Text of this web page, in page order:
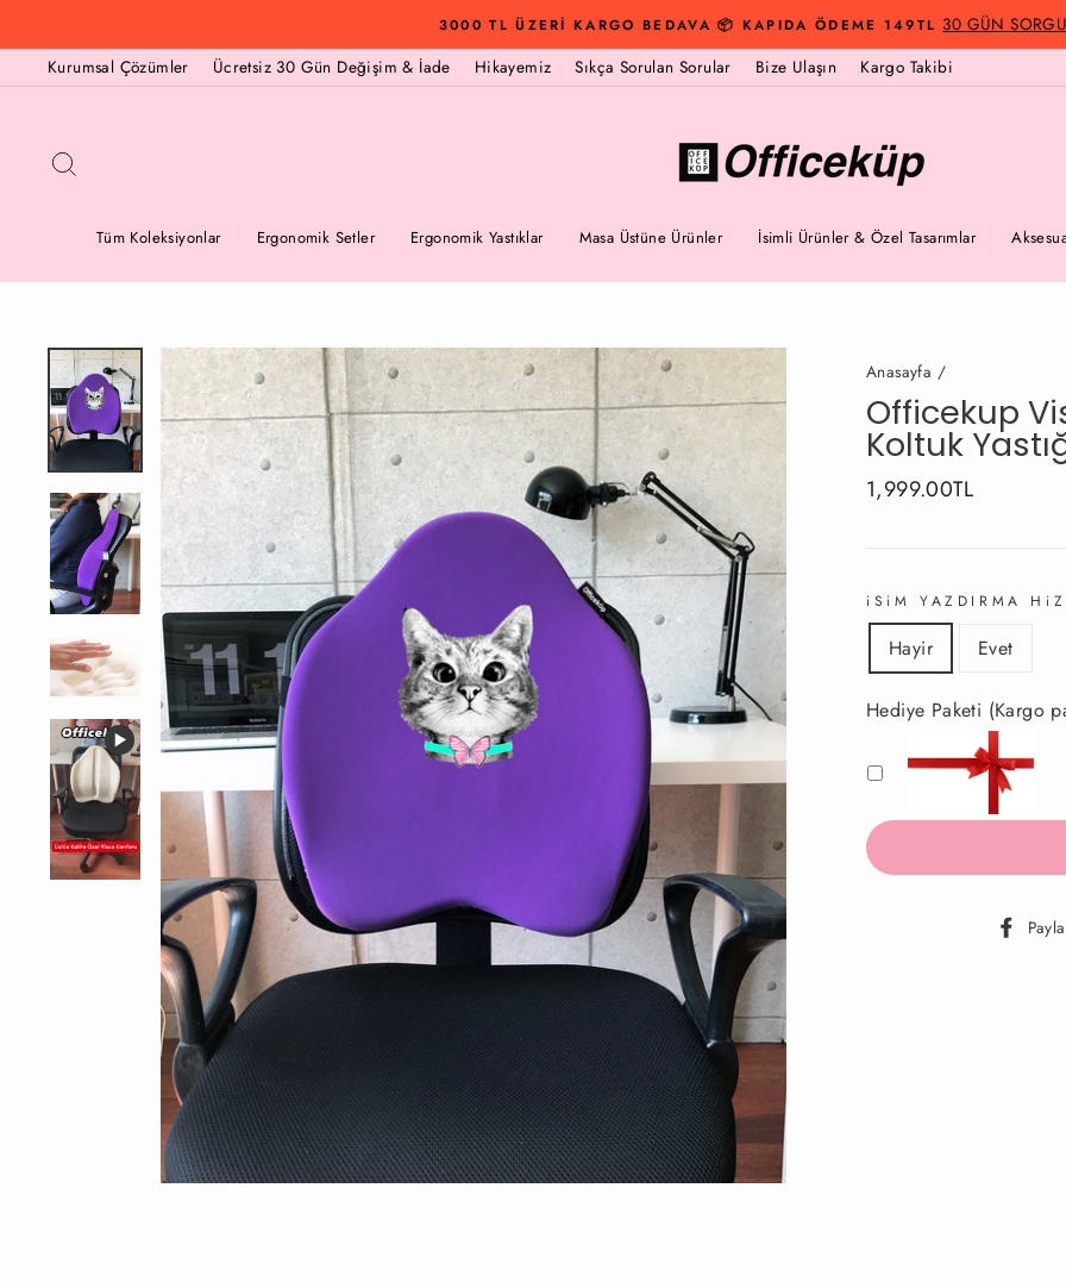
Geç
3000 TL ÜZERİ KARGO BEDAVA 📦 KAPIDA ÖDEME 149TL 30 GÜN
Kurumsal Çözümler
Ücretsiz 30 Gün Değişim & İade Hikayemiz Sıkça Sorulan Sorular Bize Ulaşın Kargo Takibi
Tüm Koleksiyonlar Ergonomik Setler Ergonomik Yastıklar Masa Üstüne Ürünler İsimli Ürünler & Özel Tasarımlar
Anasayfa /
Officekup
Koltuk
Fiyat
İndirimli
1,999.00TL
iSiM YAZDIRMA
Hayir Evet
Hediye Paketi (Kargo